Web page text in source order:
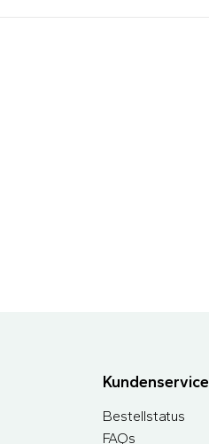
Kundenservice
Bestellstatus
FAQs